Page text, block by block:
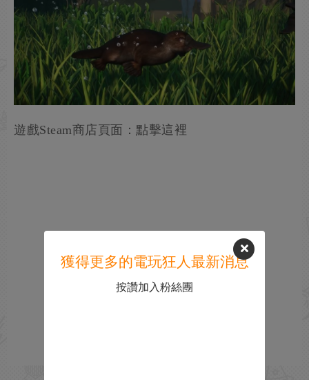
遊戲Steam商店頁面：點擊這裡
獲得更多的電玩狂人最新消息
按讚加入粉絲團